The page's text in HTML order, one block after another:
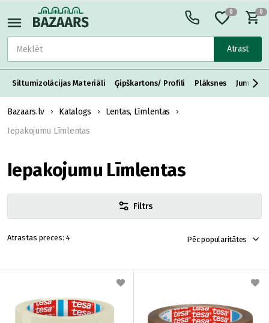
Atrast
0 0
Siltumizolācijas Materiāli Ģipškartons/ Profili Plāksnes Jumta
Bazaars.lv Katalogs
Lentas, Līmlentas
Iepakojumu Līmlentas
Iepakojumu Līmlentas
Filtrs
4 Pēc popularitātes